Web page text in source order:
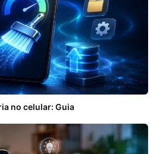
no celular: Guia